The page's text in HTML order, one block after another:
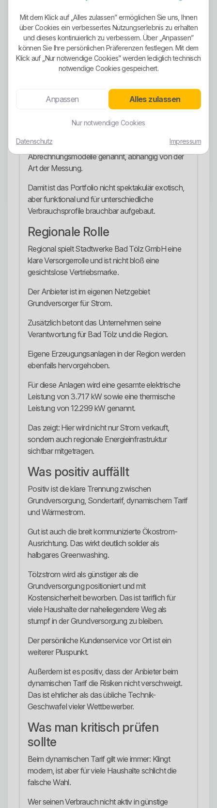
Zusätzlich werden eigene Stromtarife für
Unternehmen angeboten.
Beim dynamischen Tarif ist ein intelligentes
Messsystem mit Smart Meter und Gateway
erforderlich.
Der Anbieter beschreibt den dynamischen Tarif
ausdrücklich als Modell mit Chancen und Risiken,
Kunden ankommen können.
Für Wärme- und Ladestrom werden verschiedene
Abrechnungsmodelle genannt, abhängig von der
Art der Messung.
Damit ist das Portfolio nicht spektakulär exotisch,
aber funktional und für unterschiedliche
Verbrauchsprofile brauchbar aufgebaut.
Regionale Rolle
Regional spielt Stadtwerke Bad Tölz GmbH eine
klare Versorgerrolle und ist nicht bloß eine
gesichtslose Vertriebsmarke.
Der Anbieter ist im eigenen Netzgebiet
Grundversorger für Strom.
Zusätzlich betont das Unternehmen seine
Verantwortung für Bad Tölz und die Region.
Eigene Erzeugungsanlagen in der Region werden
ebenfalls hervorgehoben.
Für diese Anlagen wird eine gesamte elektrische
Leistung von 3.717 kW sowie eine thermische
Leistung von 12.299 kW genannt.
Das zeigt: Hier wird nicht nur Strom verkauft,
sondern auch regionale Energieinfrastruktur
sichtbar mitgetragen.
Was positiv auffällt
Positiv ist die klare Trennung zwischen
Grundversorgung, Sondertarif, dynamischem Tarif
und Wärmestrom.
Gut ist auch die breit kommunizierte Ökostrom-
Ausrichtung. Das wirkt deutlich solider als
halbgares Greenwashing.
Tölzstrom wird als günstiger als die
Grundversorgung positioniert und mit
Kostensicherheit beworben. Das ist tariflich für
viele Haushalte der naheliegendere Weg als
stumpf in der Grundversorgung zu bleiben.
Der persönliche Kundenservice vor Ort ist ein
weiterer Pluspunkt.
Außerdem ist es positiv, dass der Anbieter beim
dynamischen Tarif die Risiken nicht verschweigt.
Das ist ehrlicher als das übliche Technik-
Geschwafel vieler Wettbewerber.
Was man kritisch prüfen
sollte
Beim dynamischen Tarif gilt wie immer: Klingt
modern, ist aber für viele Haushalte schlicht die
falsche Wahl.
Wer seinen Verbrauch nicht aktiv in günstige
Mit dem Klick auf „Alles zulassen” ermöglichen Sie uns, Ihnen
über Cookies ein verbessertes Nutzungserlebnis zu erhalten
und dieses kontinuierlich zu verbessern. Über „Anpassen”
können Sie Ihre persönlichen Präferenzen festlegen. Mit dem
Klick auf „Nur notwendige Cookies” werden lediglich technisch
notwendige Cookies gespeichert.
Anpassen Alles zulassen
Nur notwendige Cookies
Datenschutz Impressum